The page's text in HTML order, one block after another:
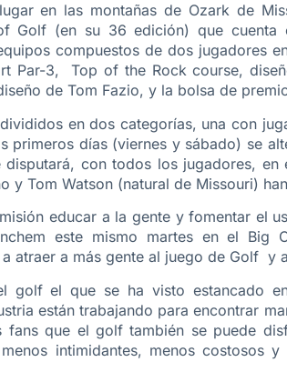
en las montañas de Ozark de
Golf (en su 36 edición) que
compuestos de dos jugadores
Par-3, Top of the Rock course,
de Tom Fazio, y la bolsa de
en dos categorías, una con
primeros días (viernes y sábado) se
con todos los jugadores,
y Tom Watson (natural de Missouri)
educar a la gente y fomentar el
este mismo martes en el Big
atraer a más gente al juego de Golf y
golf el que se ha visto estancado
están trabajando para encontrar
fans que el golf también se puede
menos intimidantes, menos